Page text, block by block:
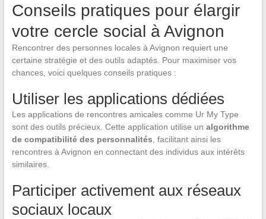
Conseils pratiques pour élargir
votre cercle social à Avignon
Rencontrer des personnes locales à Avignon requiert une
certaine stratégie et des outils adaptés. Pour maximiser vos
chances, voici quelques conseils pratiques :
Utiliser les applications dédiées
Les applications de rencontres amicales comme Ur My Type
sont des outils précieux. Cette application utilise un algorithme
de compatibilité des personnalités , facilitant ainsi les
rencontres à Avignon en connectant des individus aux intérêts
similaires.
Participer activement aux réseaux
sociaux locaux